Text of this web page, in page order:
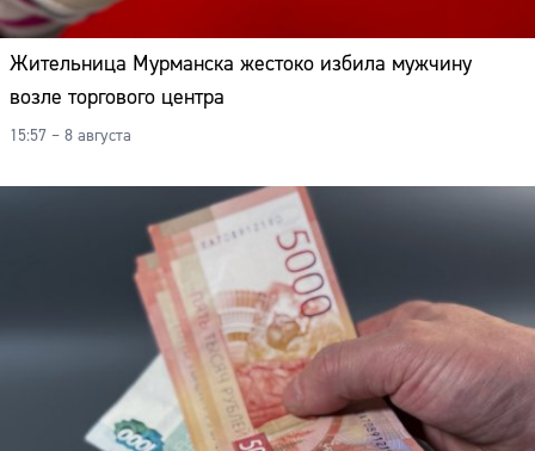
Жительница Мурманска жестоко избила мужчину
возле торгового центра
15:57 – 8 августа